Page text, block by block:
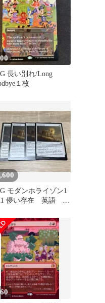
長い別れ/Long
１枚
モダンホライゾン1
儚い存在 英語 4